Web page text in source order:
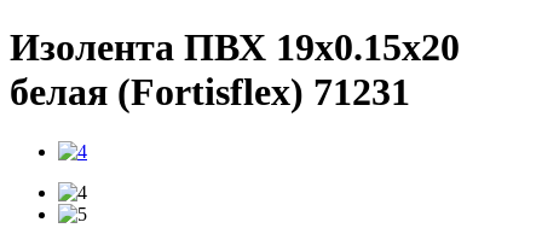
Изолента ПВХ 19х0.15x20
белая (Fortisflex) 71231